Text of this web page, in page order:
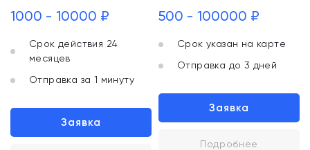
1000 - 10000 ₽
Срок действия 24
месяцев
Отправка за 1 минуту
Заявка
500 - 100000 ₽
Срок указан на карте
Отправка до 3 дней
Заявка
Подробнее